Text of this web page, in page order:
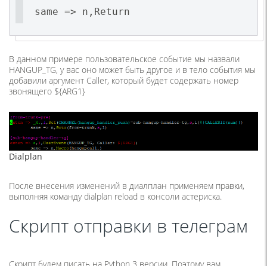
same => n,Return
В данном примере пользовательское событие мы назвали
HANGUP_TG, у вас оно может быть другое и в тело события мы
добавили аргумент Caller, который будет содержать номер
звонящего ${ARG1}
Dialplan
После внесения изменений в диалплан применяем правки,
выполняя команду dialplan reload в консоли астериска.
Скрипт отправки в телеграм